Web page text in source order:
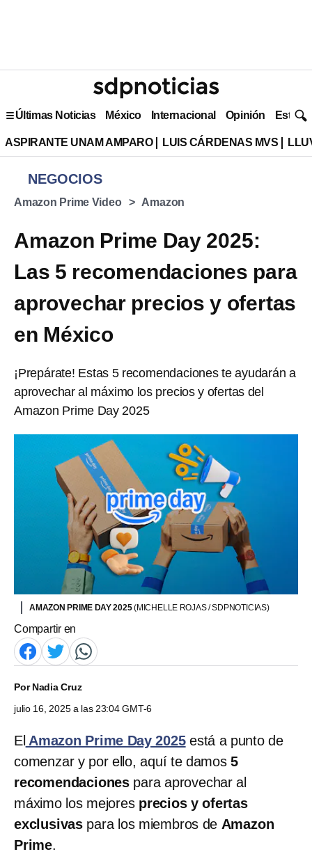
Últimas Noticias México Internacional Opinión Estilo
ASPIRANTE UNAM AMPARO LUIS CÁRDENAS MVS
NEGOCIOS
Amazon Prime Video Amazon
Amazon Prime Day 2025:
Las 5 recomendaciones para
aprovechar precios y ofertas
en México
¡Prepárate! Estas 5 recomendaciones te ayudarán a
aprovechar al máximo los precios y ofertas del
Amazon Prime Day 2025
AMAZON PRIME DAY 2025(MICHELLE ROJAS / SDPNOTICIAS)
Compartir en
PorNadia Cruz
julio 16, 2025 a las 23:04 GMT-6
El Amazon Prime Day 2025está a punto de
comenzar y por ello, aquí te damos5
recomendaciones para aprovechar al
máximo los mejores precios y ofertas
exclusivas para los miembros de Amazon
Prime.